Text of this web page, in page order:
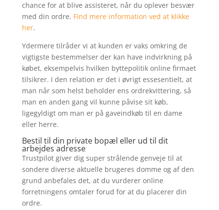
chance for at blive assisteret, når du oplever besvær
med din ordre. Find mere information ved at klikke
her.
Ydermere tilråder vi at kunden er vaks omkring de
vigtigste bestemmelser der kan have indvirkning på
købet, eksempelvis hvilken byttepolitik online firmaet
tilsikrer. I den relation er det i øvrigt essesentielt, at
man når som helst beholder ens ordrekvittering, så
man en anden gang vil kunne påvise sit køb,
ligegyldigt om man er på gaveindkøb til en dame
eller herre.
Bestil til din private bopæl eller ud til dit
arbejdes adresse
Trustpilot giver dig super strålende genveje til at
sondere diverse aktuelle brugeres domme og af den
grund anbefales det, at du vurderer online
forretningens omtaler forud for at du placerer din
ordre.